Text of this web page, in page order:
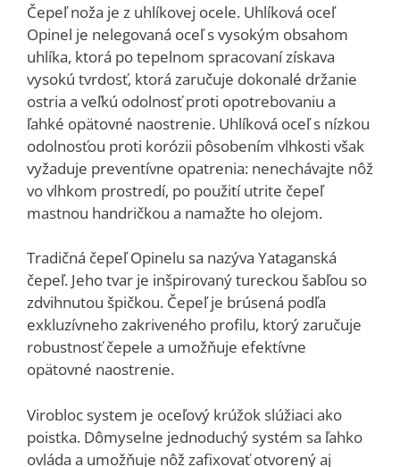
Čepeľ noža je z uhlíkovej ocele. Uhlíková oceľ
Opinel je nelegovaná oceľ s vysokým obsahom
uhlíka, ktorá po tepelnom spracovaní získava
vysokú tvrdosť, ktorá zaručuje dokonalé držanie
ostria a veľkú odolnosť proti opotrebovaniu a
ľahké opätovné naostrenie. Uhlíková oceľ s nízkou
odolnosťou proti korózii pôsobením vlhkosti však
vyžaduje preventívne opatrenia: nenechávajte nôž
vo vlhkom prostredí, po použití utrite čepeľ
mastnou handričkou a namažte ho olejom.
Tradičná čepeľ Opinelu sa nazýva Yataganská
čepeľ. Jeho tvar je inšpirovaný tureckou šabľou so
zdvihnutou špičkou. Čepeľ je brúsená podľa
exkluzívneho zakriveného profilu, ktorý zaručuje
robustnosť čepele a umožňuje efektívne
opätovné naostrenie.
Virobloc system je oceľový krúžok slúžiaci ako
poistka. Dômyselne jednoduchý systém sa ľahko
ovláda a umožňuje nôž zafixovať otvorený aj